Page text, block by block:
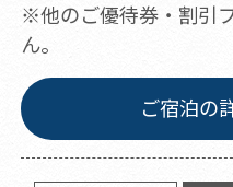
※他のご優待券・割引
ん。
ご宿泊の